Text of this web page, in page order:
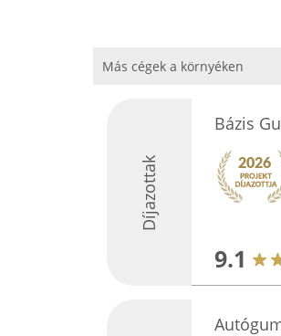
Más cégek a környéken
Díjazottak
Bázis
9.1